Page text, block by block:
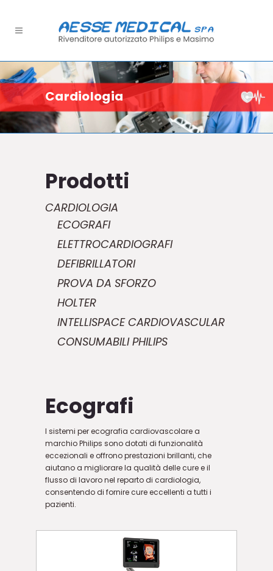
Cardiologia
Prodotti
CARDIOLOGIA
ECOGRAFI
ELETTROCARDIOGRAFI
DEFIBRILLATORI
PROVA DA SFORZO
HOLTER
INTELLISPACE CARDIOVASCULAR
CONSUMABILI PHILIPS
Ecografi
I sistemi per ecografia cardiovascolare a
marchio Philips sono dotati di funzionalità
eccezionali e offrono prestazioni brillanti, che
aiutano a migliorare la qualità delle cure e il
flusso di lavoro nel reparto di cardiologia,
consentendo di fornire cure eccellenti a tutti i
pazienti.